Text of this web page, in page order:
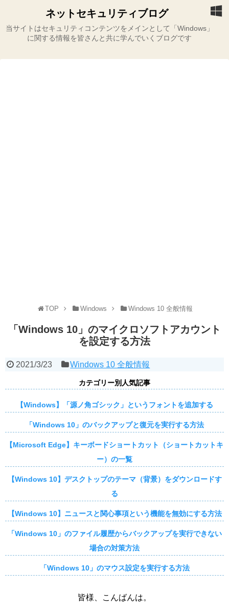
ネットセキュリティブログ
当サイトはセキュリティコンテンツをメインとして「Windows」
に関する情報を皆さんと共に学んでいくブログです
TOP Windows Windows 10 全般情報
「Windows 10」のマイクロソフトアカウント
を設定する方法
2021/3/23 Windows 10 全般情報
カテゴリー別人気記事
【Windows】「源ノ角ゴシック」というフォントを追加する
「Windows 10」のバックアップと復元を実行する方法
【Microsoft Edge】キーボードショートカット（ショートカットキ
ー）の一覧
【Windows 10】デスクトップのテーマ（背景）をダウンロードす
る
【Windows 10】ニュースと関心事項という機能を無効にする方法
「Windows 10」のファイル履歴からバックアップを実行できない
場合の対策方法
「Windows 10」のマウス設定を実行する方法
皆様、こんばんは。